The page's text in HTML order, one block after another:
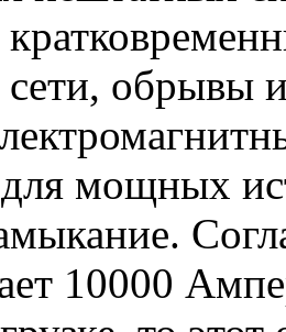
обрывы
для мощных
10000